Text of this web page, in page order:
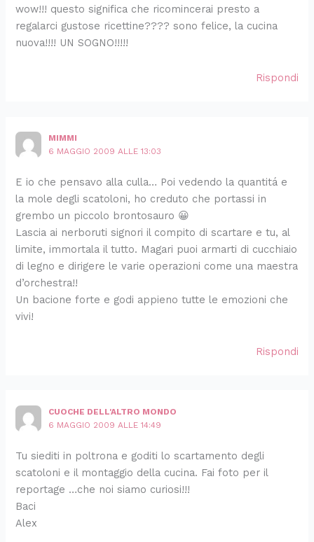
wow!!! questo significa che ricomincerai presto a
regalarci gustose ricettine???? sono felice, la cucina
nuova!!!! UN SOGNO!!!!!
Rispondi
MIMMI
6 MAGGIO 2009 ALLE 13:03
E io che pensavo alla culla… Poi vedendo la quantitá e
la mole degli scatoloni, ho creduto che portassi in
grembo un piccolo brontosauro 😀
Lascia ai nerboruti signori il compito di scartare e tu, al
limite, immortala il tutto. Magari puoi armarti di cucchiaio
di legno e dirigere le varie operazioni come una maestra
d’orchestra!!
Un bacione forte e godi appieno tutte le emozioni che
vivi!
Rispondi
CUOCHE DELL'ALTRO MONDO
6 MAGGIO 2009 ALLE 14:49
Tu siediti in poltrona e goditi lo scartamento degli
scatoloni e il montaggio della cucina. Fai foto per il
reportage …che noi siamo curiosi!!!
Baci
Alex